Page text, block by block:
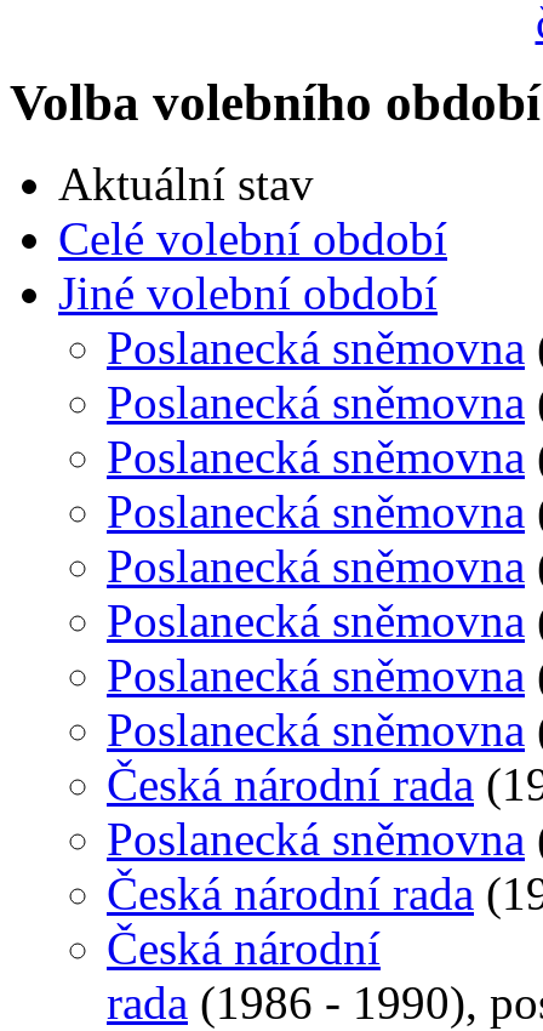
Volba volebního období
Aktuální stav
Celé volební období
Jiné volební období
Poslanecká sněmovna
Poslanecká sněmovna
Poslanecká sněmovna
Poslanecká sněmovna
Poslanecká sněmovna
Poslanecká sněmovna
Poslanecká sněmovna
Poslanecká sněmovna
Česká národní rada
Poslanecká sněmovna
Česká národní rada
Česká národní
rada (1986 - 1990),